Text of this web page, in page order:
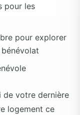
pour les
pour explorer
de votre dernière
logement ce